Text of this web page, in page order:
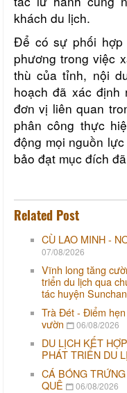
khách du lịch.
Để có sự phối hợp
phương trong việc
thù của tỉnh, nội
hoạch đã xác định
đơn vị liên quan
phân công thực
động mọi nguồn
bảo đạt mục đích
Related Post
CÙ LAO MINH -
07/08/2026
Vĩnh long tăng
triển du lịch qua
tác huyện
Trà Đét - Điểm
vườn
06/08/2026
DU LỊCH KẾT
PHÁT TRIỂN DU
CÁ BÓNG
QUÊ
06/08/2026